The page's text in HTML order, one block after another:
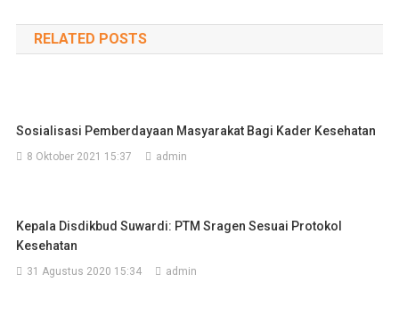
pos
RELATED POSTS
Sosialisasi Pemberdayaan Masyarakat Bagi Kader Kesehatan
8 Oktober 2021 15:37 admin
Kepala Disdikbud Suwardi: PTM Sragen Sesuai Protokol
Kesehatan
31 Agustus 2020 15:34 admin